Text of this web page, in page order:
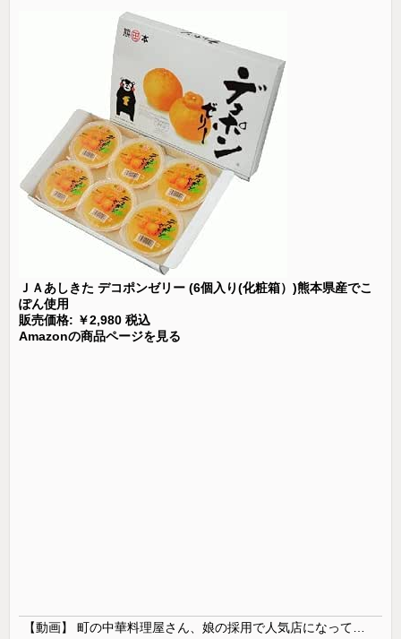
ＪＡあしきた デコポンゼリー (6個入り(化粧箱）)熊本県産でこ
ぽん使用
販売価格: ￥2,980 税込
Amazonの商品ページを見る